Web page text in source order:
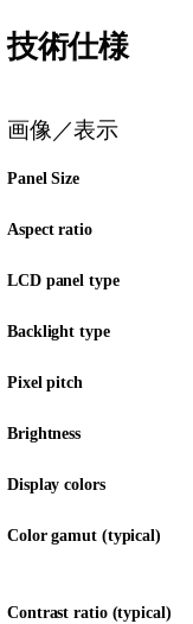
技術仕様
画像／表示
Panel Size
Aspect ratio
LCD panel type
Backlight type
Pixel pitch
Brightness
Display colors
Color gamut (typical)
Contrast ratio (typical)